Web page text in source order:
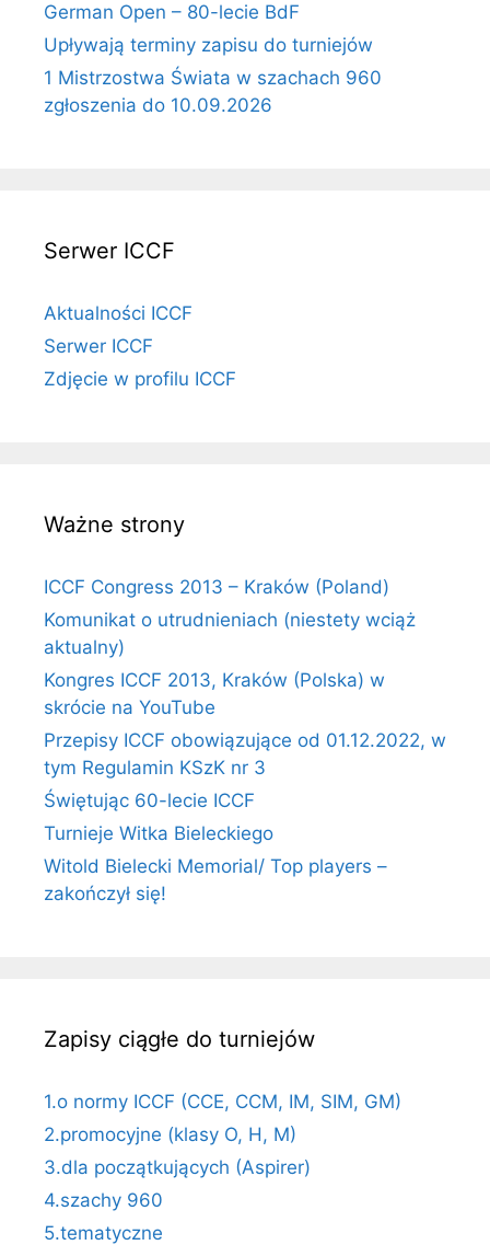
German Open – 80-lecie BdF
Upływają terminy zapisu do turniejów
1 Mistrzostwa Świata w szachach 960
zgłoszenia do 10.09.2026
Serwer ICCF
Aktualności ICCF
Serwer ICCF
Zdjęcie w profilu ICCF
Ważne strony
ICCF Congress 2013 – Kraków (Poland)
Komunikat o utrudnieniach (niestety wciąż
aktualny)
Kongres ICCF 2013, Kraków (Polska) w
skrócie na YouTube
Przepisy ICCF obowiązujące od 01.12.2022, w
tym Regulamin KSzK nr 3
Świętując 60-lecie ICCF
Turnieje Witka Bieleckiego
Witold Bielecki Memorial/ Top players –
zakończył się!
Zapisy ciągłe do turniejów
1.o normy ICCF (CCE, CCM, IM, SIM, GM)
2.promocyjne (klasy O, H, M)
3.dla początkujących (Aspirer)
4.szachy 960
5.tematyczne